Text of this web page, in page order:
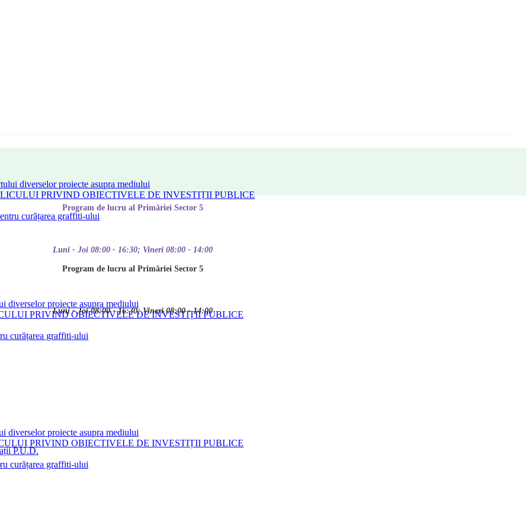
diverselor proiecte asupra mediului
PRIVIND OBIECTIVELE DE INVESTIȚII PUBLICE
curățarea graffiti-ului
P.U.D.
Program de lucru al Primăriei Sector 5
Luni - Joi 08:00 - 16:30; Vineri 08:00 - 14:00
Program de lucru al Primăriei Sector 5
Luni - Joi 08:00 - 16:30; Vineri 08:00 - 14:00
diverselor proiecte asupra mediului
PRIVIND OBIECTIVELE DE INVESTIȚII PUBLICE
curățarea graffiti-ului
diverselor proiecte asupra mediului
PRIVIND OBIECTIVELE DE INVESTIȚII PUBLICE
curățarea graffiti-ului